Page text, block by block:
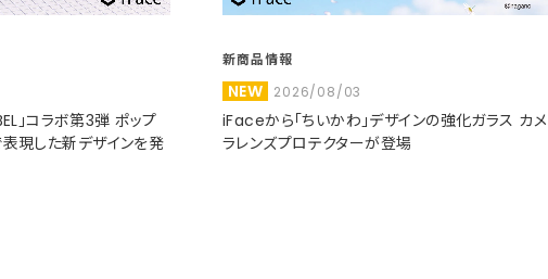
」コラボ第3弾 ポップ
現した新デザインを発
新商品情報
NEW 2026/08/03
iFaceから「ちいかわ」デザインの強化ガラス カメ
ラレンズプロテクターが登場